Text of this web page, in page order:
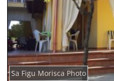
Sa Figu Morisca Photo